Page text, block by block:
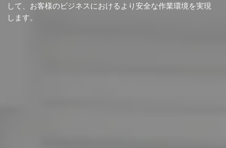
して、お客様のビジネスにおけるより安全な作業環境を実現
します。